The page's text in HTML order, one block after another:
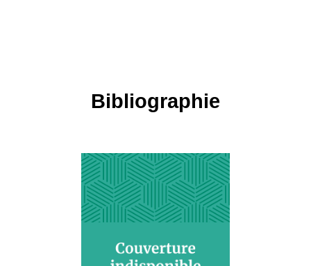
Bibliographie